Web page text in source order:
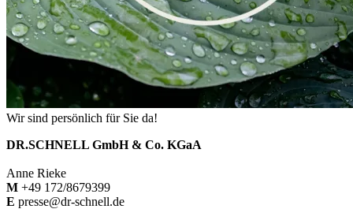
Wir sind persönlich für Sie da!
DR.SCHNELL GmbH & Co. KGaA
Anne Rieke
M +49 172/8679399
E presse@dr-schnell.de